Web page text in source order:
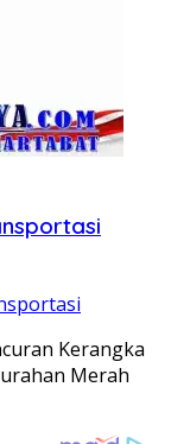
Kerangka
Merah